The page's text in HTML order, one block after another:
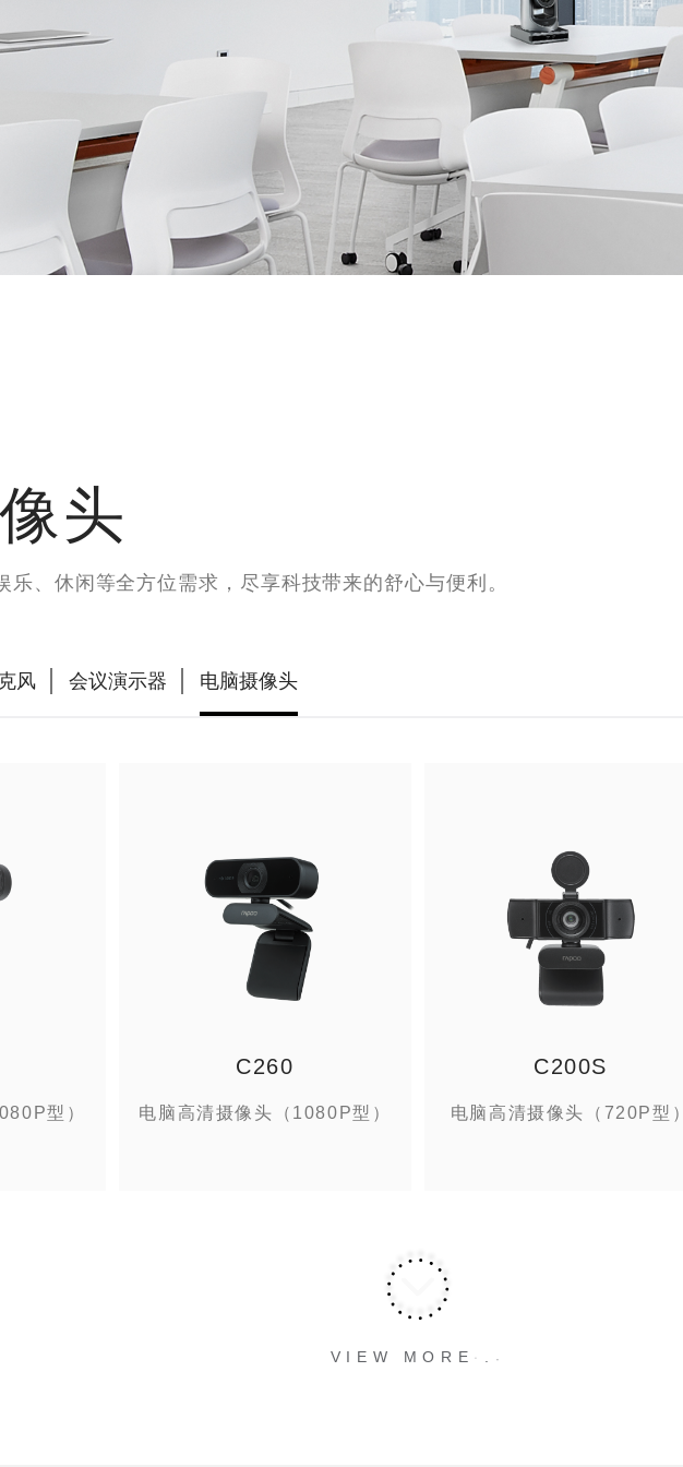
头
乐、休闲等全方位需求，尽享科技带来的舒心与便利。
风 会议演示器 电脑摄像头
型）
C260
电脑高清摄像头（1080P型）
C200S
电脑高清摄像头（720P型）
VIEW MORE .